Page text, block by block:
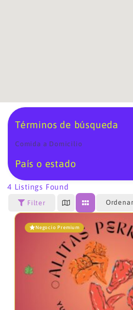
Términos de búsqueda
Comida a Domicilio
País o estado
4 Listings Found
Filter
Negocio Premium